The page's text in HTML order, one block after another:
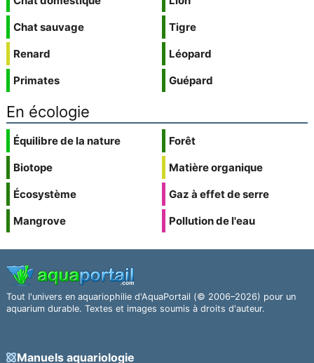
Chat sauvage
Renard
Primates
Tigre
Léopard
Guépard
En écologie
Équilibre de la nature
Biotope
Écosystème
Mangrove
Forêt
Matière organique
Gaz à effet de serre
Pollution de l'eau
Tout l'univers en aquariophilie d'AquaPortail (© 2006–2026) pour un
aquarium durable. Textes et images soumis à droits d'auteur.
Manuels aquariologie